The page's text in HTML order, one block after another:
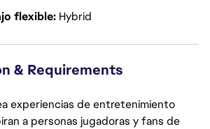
flexible Hybrid
& Requirements
experiencias de entretenimiento
a personas jugadoras y fans de